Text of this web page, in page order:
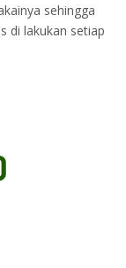
sehingga
di lakukan setiap